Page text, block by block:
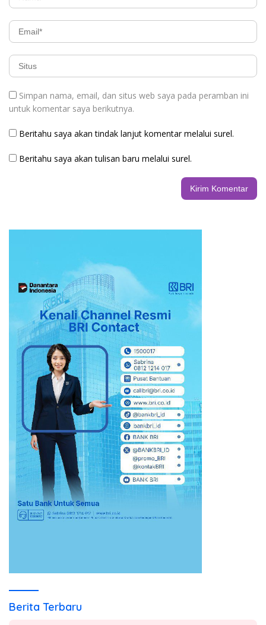
Simpan nama, email, dan situs web saya pada peramban ini
untuk komentar saya berikutnya.
Beritahu saya akan tindak lanjut komentar melalui surel.
Beritahu saya akan tulisan baru melalui surel.
Berita Terbaru